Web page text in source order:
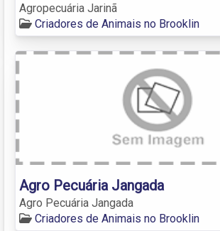
Agropecuária Jarinã
Criadores de Animais no Brooklin
Agro Pecuária Jangada
Agro Pecuária Jangada
Criadores de Animais no Brooklin